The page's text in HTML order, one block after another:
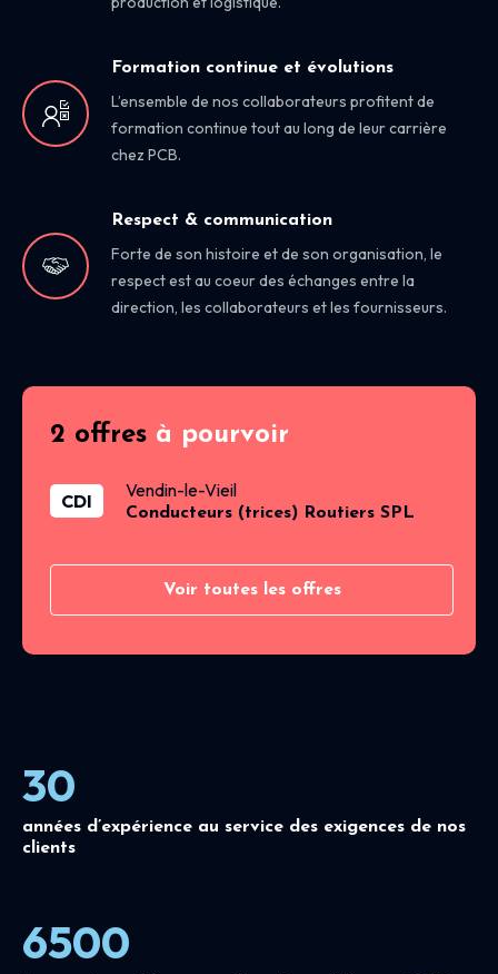
Formation continue et évolutions
L’ensemble de nos collaborateurs profitent de
formation continue tout au long de leur carrière
chez PCB.
Respect & communication
Forte de son histoire et de son organisation, le
respect est au coeur des échanges entre la
direction, les collaborateurs et les fournisseurs.
2 offres à pourvoir
CDI Vendin-le-Vieil
Conducteurs (trices) Routiers SPL
Voir toutes les offres
30
années d’expérience au service des exigences de nos
clients
6500